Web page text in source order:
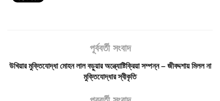
পূর্ববর্তী সংবাদ
উখিয়ার মুক্তিযোদ্ধা মোহন লাল বড়ুয়ার অন্ত্যোষ্টিক্রিয়া সম্পন্ন – জীবদ্দশায় মিলল না
মুক্তিযোদ্ধার স্বীকৃতি